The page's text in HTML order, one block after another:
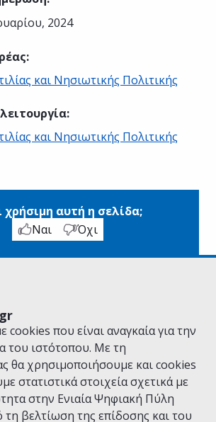
cookies που είναι αναγκαία για την
του ιστότοπου. Με τη
θα χρησιμοποιήσουμε και cookies
στατιστικά στοιχεία σχετικά με
στην Ενιαία Ψηφιακή Πύλη
τη βελτίωση της επίδοσης και του
2024
:
και Νησιωτικής Πολιτικής
:
και Νησιωτικής Πολιτικής
χρήσιμη αυτή η σελίδα;
Ναι
Όχι
gov.gr
Υπουργείο Ψηφιακής